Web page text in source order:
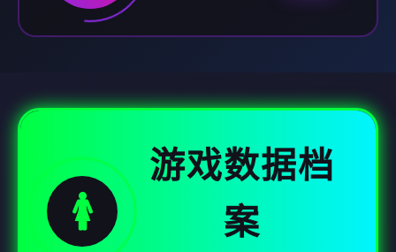
🚺
游戏数据档
案